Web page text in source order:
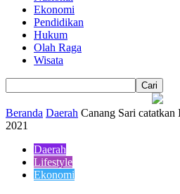
Ekonomi
Pendidikan
Hukum
Olah Raga
Wisata
Beranda Daerah Canang Sari
2021
Daerah
Lifestyle
Ekonomi